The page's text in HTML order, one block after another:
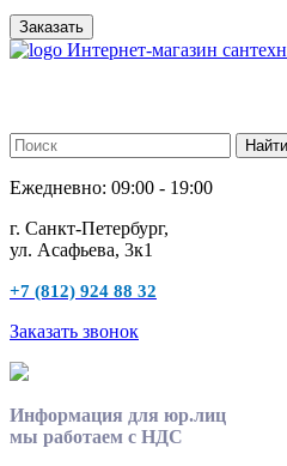
Заказать
Интернет-магазин
Ежедневно: 09:00 - 19:00
г. Санкт-Петербург,
ул. Асафьева, 3к1
+7 (812) 924 88 32
Заказать звонок
Информация для юр.лиц
мы работаем с НДС